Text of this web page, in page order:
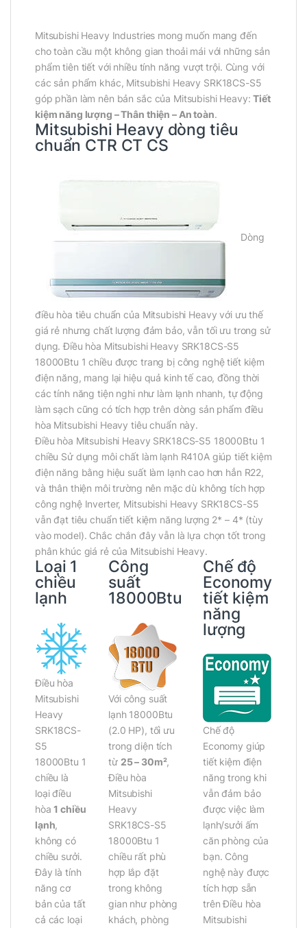
Mitsubishi Heavy Industries mong muốn mang đến
cho toàn cầu một không gian thoải mái với những sản
phẩm tiên tiết với nhiều tính năng vượt trội. Cùng với
các sản phẩm khác, Mitsubishi Heavy SRK18CS-S5
góp phần làm nên bản sắc của Mitsubishi Heavy:Tiết
kiệm năng lượng – Thân thiện – An toàn.
Mitsubishi Heavy dòng tiêu
chuẩn CTR CT CS
Dòng
điều hòa tiêu chuẩn của Mitsubishi Heavy với ưu thế
giá rẻ nhưng chất lượng đảm bảo, vẫn tối ưu trong sử
dụng. Điều hòa Mitsubishi Heavy SRK18CS-S5
18000Btu 1 chiều được trang bị công nghệ tiết kiệm
điện năng, mang lại hiệu quả kinh tế cao, đồng thời
các tính năng tiện nghi như làm lạnh nhanh, tự động
làm sạch cũng có tích hợp trên dòng sản phẩm điều
hòa Mitsubishi Heavy tiêu chuẩn này.
Điều hòa Mitsubishi Heavy SRK18CS-S5 18000Btu 1
chiều Sử dụng môi chất làm lạnh R410A giúp tiết kiệm
điện năng bằng hiệu suất làm lạnh cao hơn hẳn R22,
và thân thiện môi trường nên mặc dù không tích hợp
công nghệ Inverter, Mitsubishi Heavy SRK18CS-S5
vẫn đạt tiêu chuẩn tiết kiệm năng lượng 2* – 4* (tùy
vào model). Chắc chắn đây vẫn là lựa chọn tốt trong
phân khúc giá rẻ của Mitsubishi Heavy.
Loại 1
chiều
lạnh
Điều hòa
Mitsubishi
Heavy
SRK18CS-
S5
18000Btu 1
chiều là
loại điều
hòa1 chiều
lạnh,
không có
chiều sưởi.
Đây là tính
năng cơ
bản của tất
cả các loại
Công
suất
18000Btu
Với công suất
lạnh 18000Btu
(2.0 HP), tối ưu
trong diện tích
từ 25 – 30m²,
Điều hòa
Mitsubishi
Heavy
SRK18CS-S5
18000Btu 1
chiều rất phù
hợp lắp đặt
trong không
gian như phòng
khách, phòng
Chế độ
Economy
tiết kiệm
năng
lượng
Chế độ
Economy giúp
tiết kiệm điện
năng trong khi
vẫn đảm bảo
được việc làm
lạnh/sưởi ấm
căn phòng của
bạn. Công
nghệ này được
tích hợp sẵn
trên Điều hòa
Mitsubishi